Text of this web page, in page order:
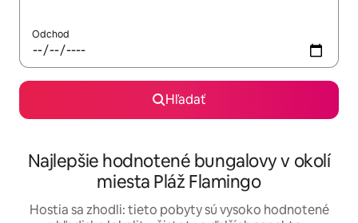
Odchod
Hľadať
Najlepšie hodnotené bungalovy v okolí
miesta Pláž Flamingo
Hostia sa zhodli: tieto pobyty sú vysoko hodnotené